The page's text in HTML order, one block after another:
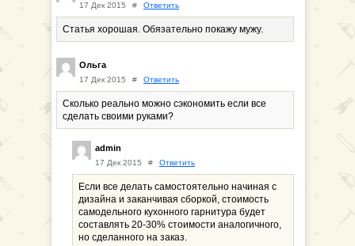
17 Дек 2015 # Ответить
Статья хорошая. Обязательно покажу мужу.
Ольга
17 Дек 2015 # Ответить
Сколько реально можно сэкономить если все
сделать своими руками?
admin
17 Дек 2015 # Ответить
Если все делать самостоятельно начиная с
дизайна и заканчивая сборкой, стоимость
самодельного кухонного гарнитура будет
составлять 20-30% стоимости аналогичного,
но сделанного на заказ.